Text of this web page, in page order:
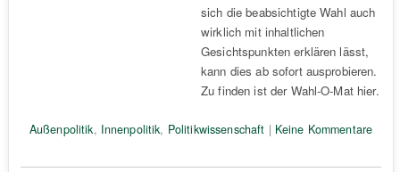
sich die beabsichtigte Wahl auch
wirklich mit inhaltlichen
Gesichtspunkten erklären lässt,
kann dies ab sofort ausprobieren.
Zu finden ist der Wahl-O-Mat hier.
Außenpolitik, Innenpolitik, Politikwissenschaft | Keine Kommentare